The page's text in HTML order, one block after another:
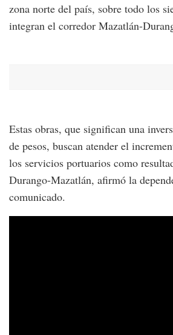
zona norte del país, sobre todo los
integran el corredor Mazatlán-
Estas obras, que significan una
de pesos, buscan atender el
los servicios portuarios como
Durango-Mazatlán, afirmó la
comunicado.